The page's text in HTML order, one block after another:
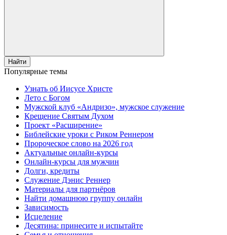
Найти
Популярные темы
Узнать об Иисусе Христе
Лето с Богом
Мужской клуб «Андризо», мужское служение
Крещение Святым Духом
Проект «Расширение»
Библейские уроки с Риком Реннером
Пророческое слово на 2026 год
Актуальные онлайн-курсы
Онлайн-курсы для мужчин
Долги, кредиты
Служение Дэнис Реннер
Материалы для партнёров
Найти домашнюю группу онлайн
Зависимость
Исцеление
Десятина: принесите и испытайте